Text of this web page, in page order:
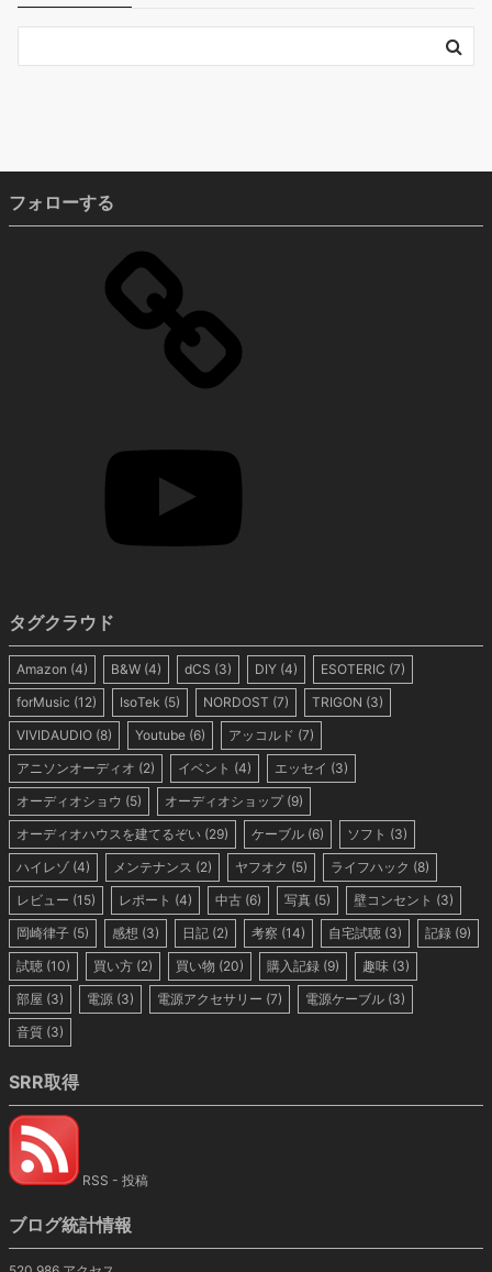
フォローする
タグクラウド
Amazon (4) B&W (4) dCS (3) DIY (4) ESOTERIC (7)
forMusic (12) IsoTek (5) NORDOST (7) TRIGON (3)
VIVIDAUDIO (8) Youtube (6) アッコルド (7)
アニソンオーディオ (2) イベント (4) エッセイ (3)
オーディオショウ (5) オーディオショップ(9)
オーディオハウスを建てるぞい (29) ケーブル (6) ソフト (3)
ハイレゾ (4) メンテナンス (2) ヤフオク (5) ライフハック (8)
レビュー (15) レポート (4) 中古 (6) 写真 (5) 壁コンセント (3)
岡崎律子 (5) 感想 (3) 日記 (2) 考察 (14) 自宅試聴 (3) 記録 (9)
試聴 (10) 買い方 (2) 買い物 (20) 購入記録 (9) 趣味 (3)
部屋 (3) 電源 (3) 電源アクセサリー (7) 電源ケーブル (3)
音質 (3)
SRR取得
RSS - 投稿
ブログ統計情報